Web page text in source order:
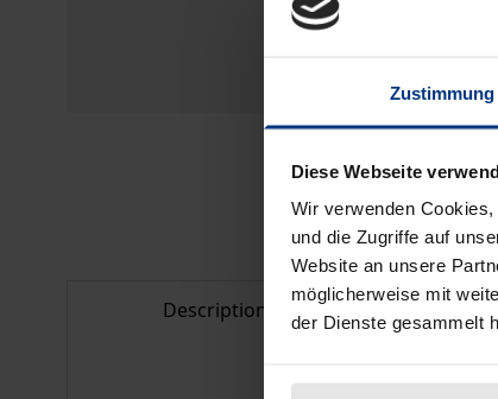
Zustimmung
Diese Webseite
Wir verwenden
und die Zugriffe auf
Website an unsere
möglicherweise mit
der Dienste gesammelt
Description